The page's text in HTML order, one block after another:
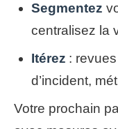
Segmentez
centralisez la
Itérez :
d’incident,
Votre prochain